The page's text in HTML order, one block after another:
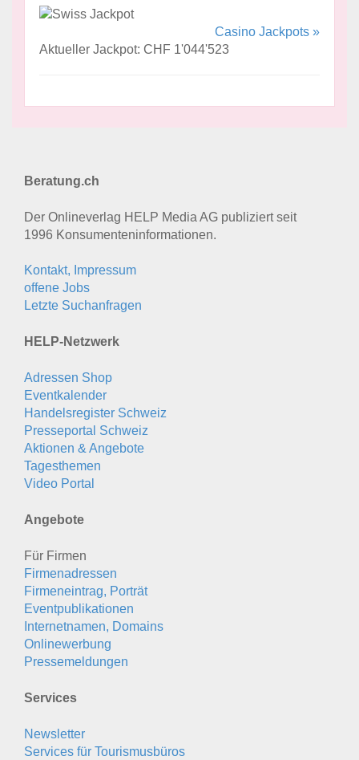
Casino Jackpots »
Aktueller Jackpot: CHF 1'044'523
Beratung.ch
Der Onlineverlag HELP Media AG publiziert seit
1996 Konsumenten­informationen.
Kontakt, Impressum
offene Jobs
Letzte Suchanfragen
HELP-Netzwerk
Adressen Shop
Eventkalender
Handelsregister Schweiz
Presseportal Schweiz
Aktionen & Angebote
Tagesthemen
Video Portal
Angebote
Für Firmen
Firmenadressen
Firmeneintrag, Porträt
Eventpublikationen
Internetnamen, Domains
Onlinewerbung
Pressemeldungen
Services
Newsletter
Services für Tourismusbüros